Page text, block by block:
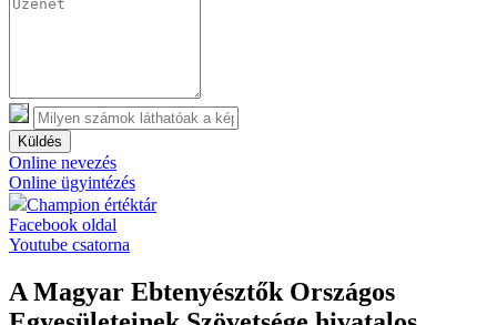
Küldés
Online nevezés
Online ügyintézés
Champion értéktár
Facebook oldal
Youtube csatorna
A Magyar Ebtenyésztők Országos